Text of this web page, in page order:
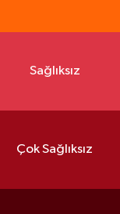
Sağlıksız
Çok Sağlıksız